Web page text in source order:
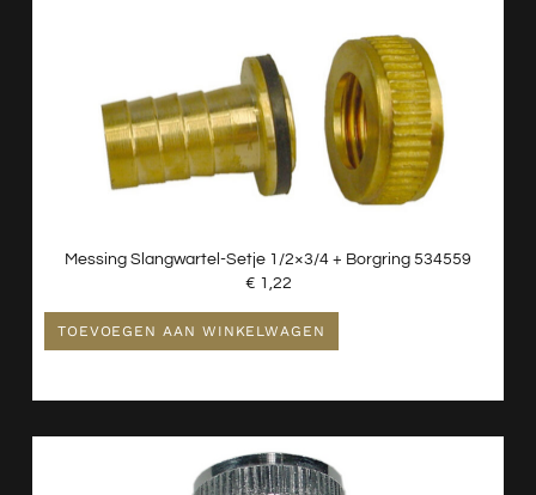
Messing Slangwartel-Setje 1/2×3/4 + Borgring 534559
€ 1,22
TOEVOEGEN AAN WINKELWAGEN